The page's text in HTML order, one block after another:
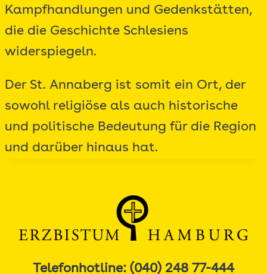
Kampfhandlungen und Gedenkstätten,
die die Geschichte Schlesiens
widerspiegeln.
Der St. Annaberg ist somit ein Ort, der
sowohl religiöse als auch historische
und politische Bedeutung für die Region
und darüber hinaus hat.
Telefonhotline: (040) 248 77-444